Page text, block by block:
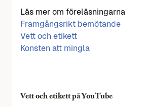
Läs mer om föreläsningarna
Framgångsrikt bemötande
Vett och etikett
Konsten att mingla
Vett och etikett på YouTube